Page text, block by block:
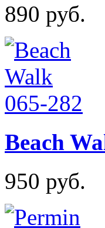
890 руб.
Beach
950 руб.